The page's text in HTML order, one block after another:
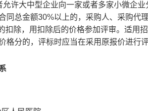
许大中型企业向一家或者多家小微企
同总金额30%以上的，采购人、采购代
扣除，用扣除后的价格参加评审。适用
格分的，评标时应当在采用原报价进行